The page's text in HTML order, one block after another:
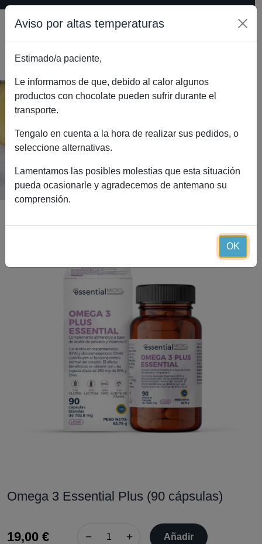
Omega 3 Essential Plus (90
cápsulas)
Inicio
Catálogo
Omega 3 Essential Plus (90 cápsulas)
19,00 € − + Añadir
Aviso por altas temperaturas
Estimado/a paciente,
Le informamos de que, debido al calor algunos
productos con chocolate pueden sufrir durante el
transporte.
Tengalo en cuenta a la hora de realizar sus pedidos, o
seleccione alternativas.
Lamentamos las posibles molestias que esta situación
pueda ocasionarle y agradecemos de antemano su
comprensión.
OK